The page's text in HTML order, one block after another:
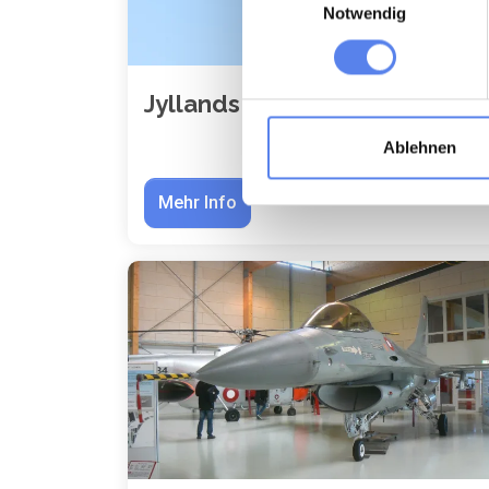
Notwendig
Ablehnen
Jyllands Park Zoo
Mehr Info